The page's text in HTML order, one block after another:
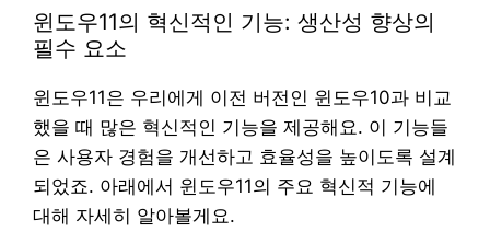
윈도우11의 혁신적인 기능: 생산성 향상의
필수 요소
윈도우11은 우리에게 이전 버전인 윈도우10과 비교
했을 때 많은 혁신적인 기능을 제공해요. 이 기능들
은 사용자 경험을 개선하고 효율성을 높이도록 설계
되었죠. 아래에서 윈도우11의 주요 혁신적 기능에
대해 자세히 알아볼게요.